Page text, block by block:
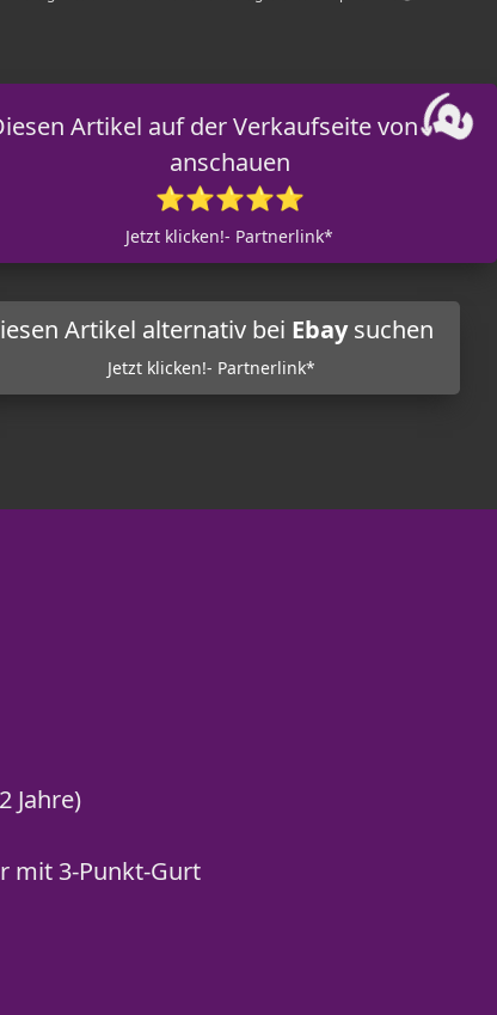
Artikel auf der Verkaufseite von
anschauen
⭐⭐⭐⭐⭐
Jetzt klicken!- Partnerlink*
Artikel alternativ bei Ebaysuchen
Jetzt klicken!- Partnerlink*
Jahre)
mit 3-Punkt-Gurt